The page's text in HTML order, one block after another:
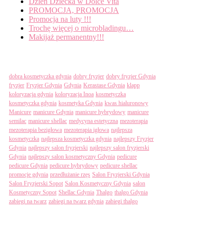
PROMOCJA, PROMOCJA
Promocja na luty !!!
Trochę więcej o microbladingu…
Makijaż permanentny!!!
dobra kosmetyczka gdynia dobry fryzjer dobry fryzjer Gdynia
fryzjer Fryzjer Gdynia Gdynia Kerastase Gdynia klapp
koloryzacja gdynia koloryzacja Inoa kosmetyczka
kosmetyczka gdynia kosmetyka Gdynia kwas hialuronowy
Manicure manicure Gdynia manicure hybrydowy manicure
semilac manicure shellac medycyna estetyczna mezoterapia
mezoterapia bezigłowa mezoterapia igłowa najlepsza
kosmetyczka najlepsza kosmetyczka gdynia najlepszy Fryzjer
Gdynia najlepszy salon fryzjerski najlepszy salon fryzjerski
Gdynia najlepszy salon kosmetyczny Gdynia pedicure
pedicure Gdynia pedicure hybrydowy pedicure shellac
promocje gdynia przedłużanie rzęs Salon Fryzjerski Gdynia
Salon Fryzjerski Sopot Salon Kosmetyczny Gdynia salon
Kosmetyczny Sopot Shellac Gdynia Thalgo thalgo Gdynia
zabiegi na twarz zabiegi na twarz gdynia zabiegi thalgo